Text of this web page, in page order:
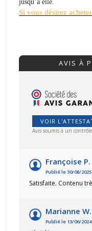
jusqu’à elle.
Si vous désirez
AVIS À
VOIR
Avis soumis à un contrôle
Françoise P.
Publié le 30/08/2025
Satisfaite. Contenu
Marianne W.
Publié le 13/06/2024